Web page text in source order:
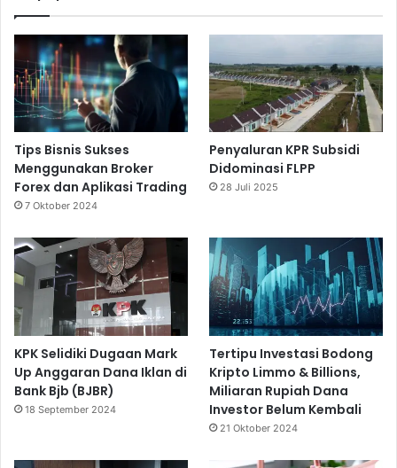
Tips Bisnis Sukses
Menggunakan Broker
Forex dan Aplikasi Trading
7 Oktober 2024
Penyaluran KPR Subsidi
Didominasi FLPP
28 Juli 2025
KPK Selidiki Dugaan Mark
Up Anggaran Dana Iklan di
Bank Bjb (BJBR)
18 September 2024
Tertipu Investasi Bodong
Kripto Limmo & Billions,
Miliaran Rupiah Dana
Investor Belum Kembali
21 Oktober 2024